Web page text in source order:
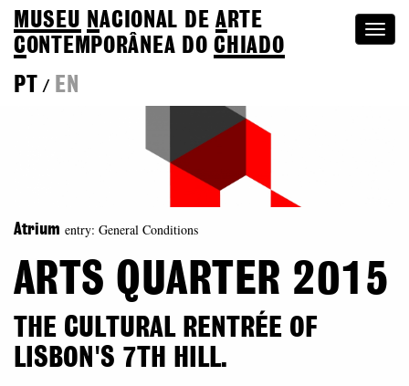
MUSEU NACIONAL DEA RTE
CONTEMPORÂNEA DOCHIADO
PT
/ EN
Atrium entry: General Conditions
ARTS QUARTER 2015
THE CULTURAL RENTRÉE OF
LISBON'S 7TH HILL.